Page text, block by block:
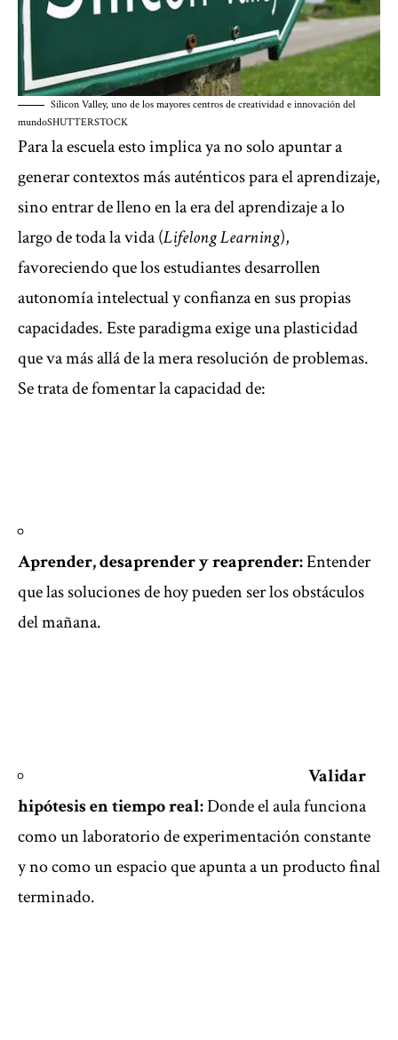
Silicon Valley, uno de los mayores centros de creatividad e innovación del
mundoSHUTTERSTOCK
Para la escuela esto implica ya no solo apuntar a
generar contextos más auténticos para el aprendizaje,
sino entrar de lleno en la era del aprendizaje a lo
largo de toda la vida (Lifelong Learning),
favoreciendo que los estudiantes desarrollen
autonomía intelectual y confianza en sus propias
capacidades. Este paradigma exige una plasticidad
que va más allá de la mera resolución de problemas.
Se trata de fomentar la capacidad de:
Aprender, desaprender y reaprender:Entender
que las soluciones de hoy pueden ser los obstáculos
del mañana.
Validar
hipótesis en tiempo real:Donde el aula funciona
como un laboratorio de experimentación constante
y no como un espacio que apunta a un producto final
terminado.